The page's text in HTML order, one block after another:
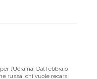
l’Ucraina. Dal febbraio
russa, chi vuole recarsi